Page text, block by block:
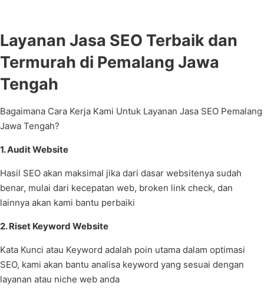
Layanan Jasa SEO Terbaik dan
Termurah di Pemalang Jawa
Tengah
Bagaimana Cara Kerja Kami Untuk Layanan Jasa SEO Pemalang
Jawa Tengah?
1. Audit Website
Hasil SEO akan maksimal jika dari dasar websitenya sudah
benar, mulai dari kecepatan web, broken link check, dan
lainnya akan kami bantu perbaiki
2. Riset Keyword Website
Kata Kunci atau Keyword adalah poin utama dalam optimasi
SEO, kami akan bantu analisa keyword yang sesuai dengan
layanan atau niche web anda